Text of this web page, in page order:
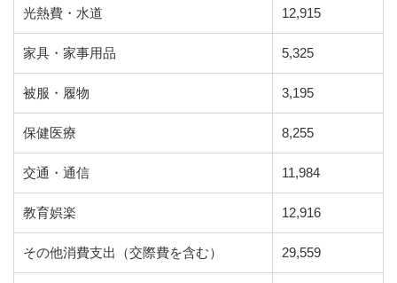
光熱費・水道 12,915
家具・家事用品 5,325
被服・履物 3,195
保健医療 8,255
交通・通信 11,984
教育娯楽 12,916
その他消費支出（交際費を含む） 29,559